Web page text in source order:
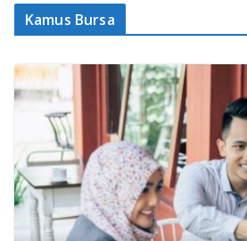
Kamus Bursa